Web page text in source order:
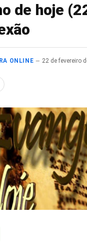
de hoje
ONLINE
22 de fevereiro